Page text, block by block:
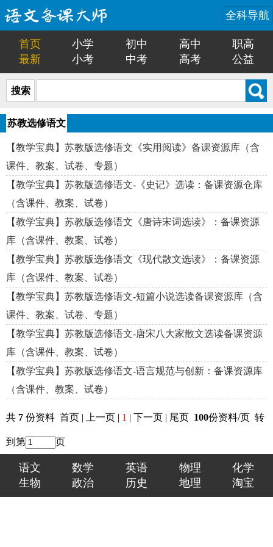
全科导航
首页 小学 初中 高中
职高
最新
小考 中考 高考 公益
搜索
苏教选修语文
【教学宝典】苏教版选修语文《实用阅读》备课资源库（含
课件、教案、试卷、专题）
【教学宝典】苏教版选修语文-《史记》选读：备课资源仓库
（含课件、教案、试卷）
【教学宝典】苏教版选修语文《唐诗宋词选读》：备课资源
库（含课件、教案、试卷）
【教学宝典】苏教版选修语文《现代散文选读》：备课资源
库（含课件、教案、试卷）
【教学宝典】苏教版选修语文-短篇小说选读备课资源库（含
课件、教案、试卷、专题）
【教学宝典】苏教版选修语文-唐宋八大家散文选读备课资源
库（含课件、教案、试卷）
【教学宝典】苏教版选修语文-语言规范与创新：备课资源库
（含课件、教案、试卷）
共 7 份资料 首页 | 上一页 | 1 | 下一页 | 尾页 100份资料/页 转
到第 页
语文 数学 英语 物理
化学
生物
政治 历史 地理 淘宝